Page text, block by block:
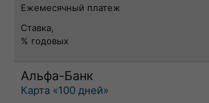
Ежемесячный платеж
Ставка,
% годовых
Альфа-Банк
Карта «100 дней»